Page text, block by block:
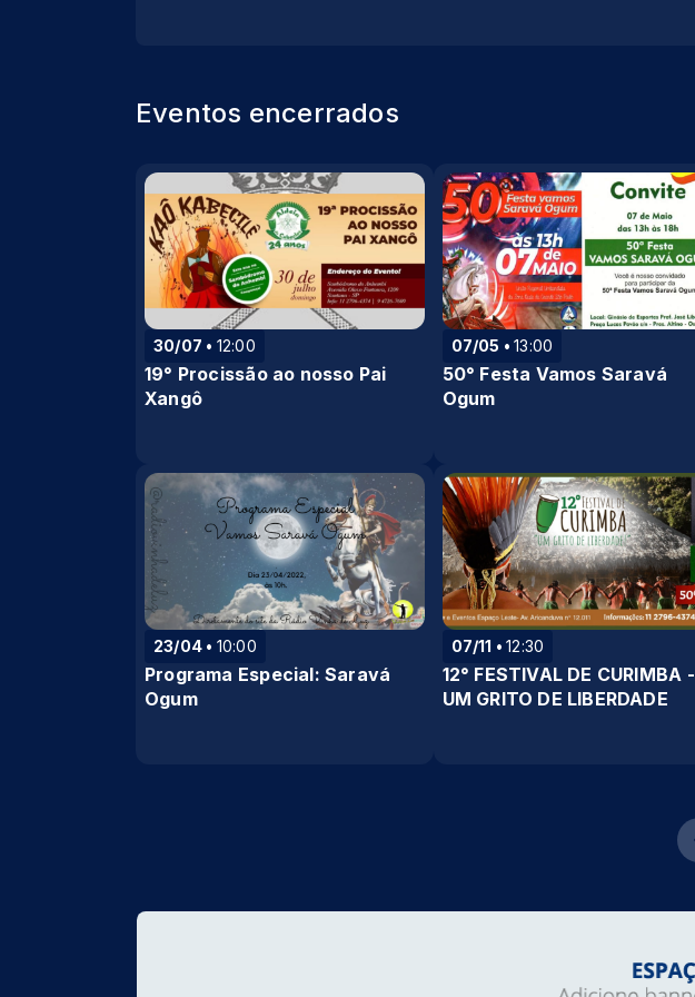
Eventos encerrados
30/07 12:00
19° Procissão ao nosso Pai
Xangô
07/05 13:00
50° Festa Vamos Saravá
Ogum
23/04 10:00
Programa Especial: Saravá
Ogum
07/11 12:30
12° FESTIVAL DE CURIMBA -
UM GRITO DE LIBERDADE